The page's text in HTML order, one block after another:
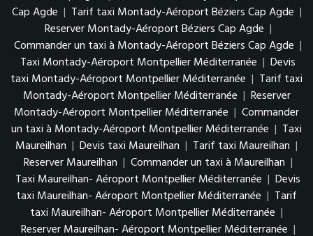
Cap Agde | Tarif taxi Montady-Aéroport Béziers Cap Agde |
Reserver Montady-Aéroport Béziers Cap Agde |
Commander un taxi à Montady-Aéroport Béziers Cap Agde |
Taxi Montady-Aéroport Montpellier Méditerranée | Devis
taxi Montady-Aéroport Montpellier Méditerranée | Tarif taxi
Montady-Aéroport Montpellier Méditerranée | Reserver
Montady-Aéroport Montpellier Méditerranée | Commander
un taxi à Montady-Aéroport Montpellier Méditerranée | Taxi
Maureilhan | Devis taxi Maureilhan | Tarif taxi Maureilhan |
Reserver Maureilhan | Commander un taxi à Maureilhan |
Taxi Maureilhan- Aéroport Montpellier Méditerranée | Devis
taxi Maureilhan- Aéroport Montpellier Méditerranée | Tarif
taxi Maureilhan- Aéroport Montpellier Méditerranée |
Reserver Maureilhan- Aéroport Montpellier Méditerranée |